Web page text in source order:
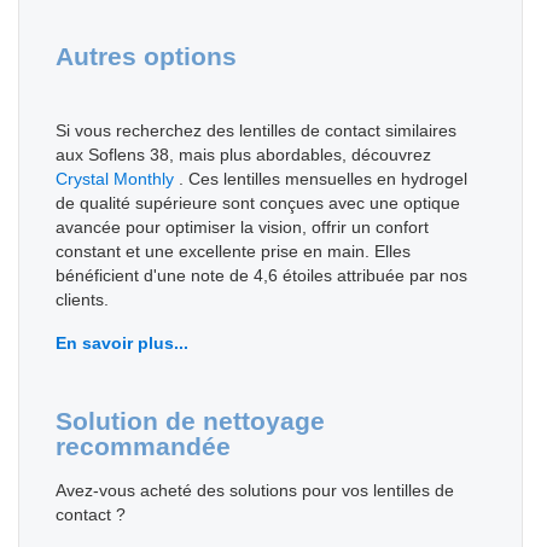
Autres options
Si vous recherchez des lentilles de contact similaires
aux Soflens 38, mais plus abordables, découvrez
Crystal Monthly . Ces lentilles mensuelles en hydrogel
de qualité supérieure sont conçues avec une optique
avancée pour optimiser la vision, offrir un confort
constant et une excellente prise en main. Elles
bénéficient d'une note de 4,6 étoiles attribuée par nos
clients.
En savoir plus...
Solution de nettoyage
recommandée
Avez-vous acheté des solutions pour vos lentilles de
contact ?